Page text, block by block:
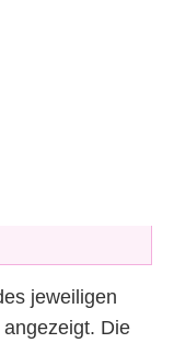
jeweiligen
Die